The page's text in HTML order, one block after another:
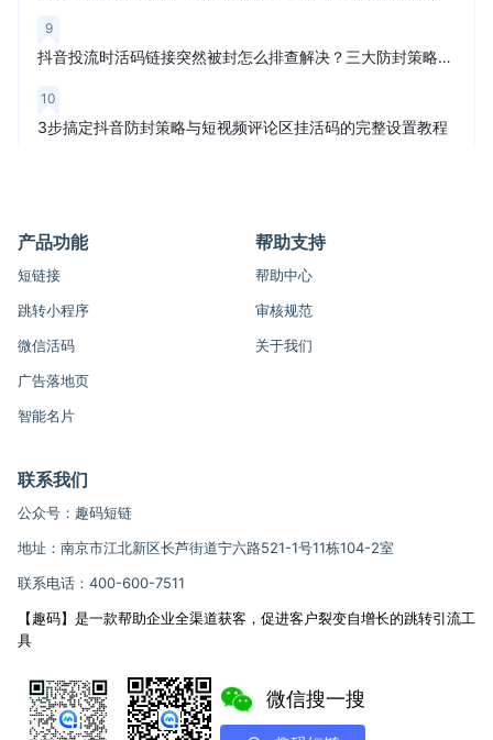
9
抖音投流时活码链接突然被封怎么排查解决？三大防封策略解析
10
3步搞定抖音防封策略与短视频评论区挂活码的完整设置教程
产品功能
短链接
跳转小程序
微信活码
广告落地页
智能名片
帮助支持
帮助中心
审核规范
关于我们
联系我们
公众号：趣码短链
地址：南京市江北新区长芦街道宁六路521-1号11栋104-2室
联系电话：400-600-7511
【趣码】是一款帮助企业全渠道获客，促进客户裂变自增长的跳转引流工
具
微信搜一搜